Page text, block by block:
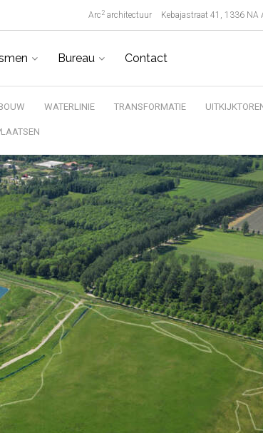
Arc 2 architectuur Kebajastraat 41, 1336 NA
Bureau Contact
WATERLINIE TRANSFORMATIE